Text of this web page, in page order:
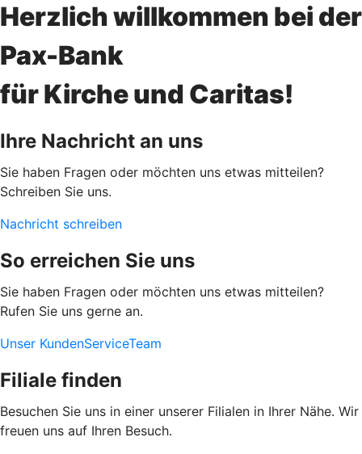
Herzlich willkommen bei der
Pax-Bank
für Kirche und Caritas!
Ihre Nachricht an uns
Sie haben Fragen oder möchten uns etwas mitteilen?
Schreiben Sie uns.
Nachricht schreiben
So erreichen Sie uns
Sie haben Fragen oder möchten uns etwas mitteilen?
Rufen Sie uns gerne an.
Unser KundenServiceTeam
Filiale finden
Besuchen Sie uns in einer unserer Filialen in Ihrer Nähe. Wir
freuen uns auf Ihren Besuch.